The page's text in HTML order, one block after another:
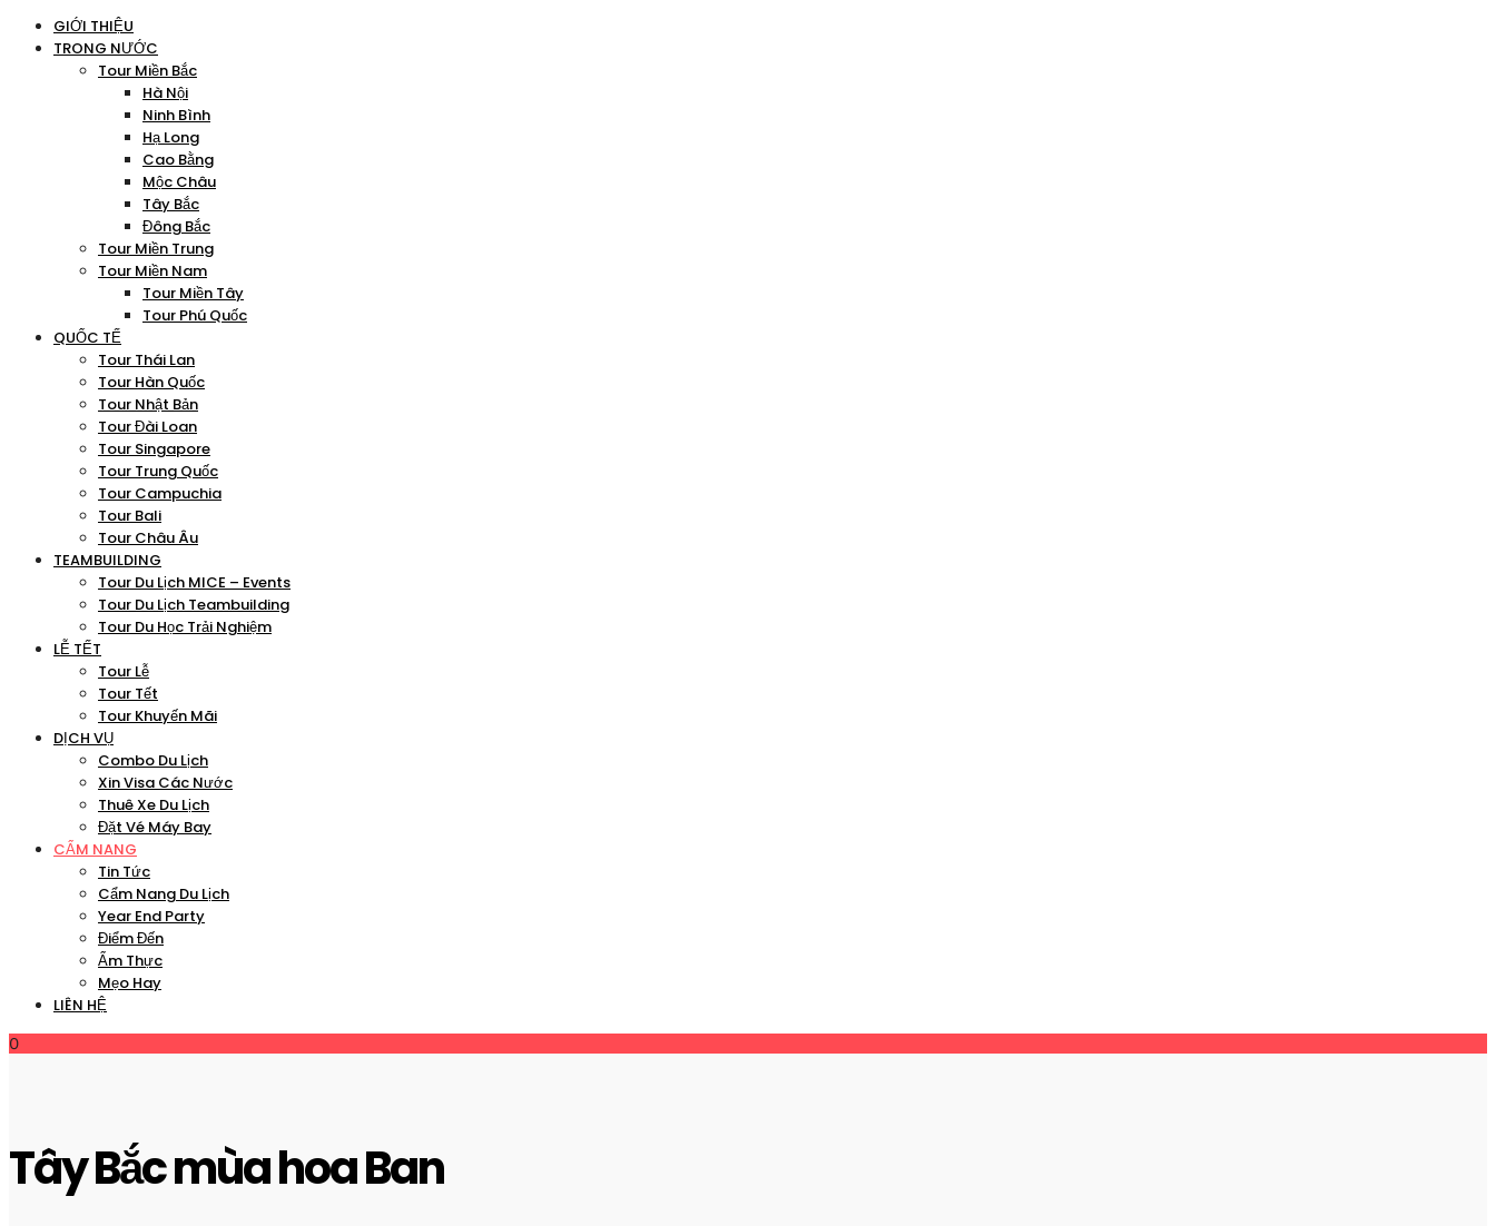
GIỚI THIỆU
TRONG NƯỚC
Tour Miền Bắc
Hà Nội
Ninh Bình
Hạ Long
Cao Bằng
Mộc Châu
Tây Bắc
Đông Bắc
Tour Miền Trung
Tour Miền Nam
Tour Miền Tây
Tour Phú Quốc
QUỐC TẾ
Tour Thái Lan
Tour Hàn Quốc
Tour Nhật Bản
Tour Đài Loan
Tour Singapore
Tour Trung Quốc
Tour Campuchia
Tour Bali
Tour Châu Âu
TEAMBUILDING
Tour Du Lịch MICE – Events
Tour Du Lịch Teambuilding
Tour Du Học Trải Nghiệm
LỄ TẾT
Tour Lễ
Tour Tết
Tour Khuyến Mãi
DỊCH VỤ
Combo Du Lịch
Xin Visa Các Nước
Thuê Xe Du Lịch
Đặt Vé Máy Bay
CẨM NANG
Tin Tức
Cẩm Nang Du Lịch
Year End Party
Điểm Đến
Ẩm Thực
Mẹo Hay
LIÊN HỆ
0
Tây Bắc mùa hoa Ban